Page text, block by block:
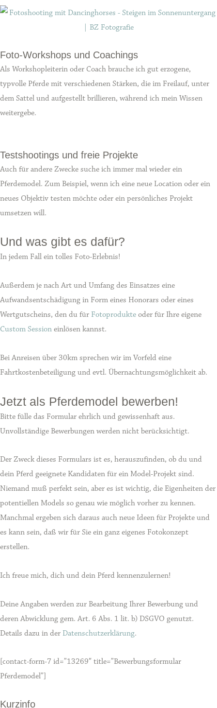
Foto-Workshops und Coachings
Als Workshopleiterin oder Coach brauche ich gut erzogene,
typvolle Pferde mit verschiedenen Stärken, die im Freilauf, unter
dem Sattel und aufgestellt brillieren, während ich mein Wissen
weitergebe.
Testshootings und freie Projekte
Auch für andere Zwecke suche ich immer mal wieder ein
Pferdemodel. Zum Beispiel, wenn ich eine neue Location oder ein
neues Objektiv testen möchte oder ein persönliches Projekt
umsetzen will.
Und was gibt es dafür?
In jedem Fall ein tolles Foto-Erlebnis!
Außerdem je nach Art und Umfang des Einsatzes eine
Aufwandsentschädigung in Form eines Honorars oder eines
Wertgutscheins, den du für Fotoprodukte oder für Ihre eigene
Custom Session einlösen kannst.
Bei Anreisen über 30km sprechen wir im Vorfeld eine
Fahrtkostenbeteiligung und evtl. Übernachtungsmöglichkeit ab.
Jetzt als Pferdemodel bewerben!
Bitte fülle das Formular ehrlich und gewissenhaft aus.
Unvollständige Bewerbungen werden nicht berücksichtigt.
Der Zweck dieses Formulars ist es, herauszufinden, ob du und
dein Pferd geeignete Kandidaten für ein Model-Projekt sind.
Niemand muß perfekt sein, aber es ist wichtig, die Eigenheiten der
potentiellen Models so genau wie möglich vorher zu kennen.
Manchmal ergeben sich daraus auch neue Ideen für Projekte und
es kann sein, daß wir für Sie ein ganz eigenes Fotokonzept
erstellen.
Ich freue mich, dich und dein Pferd kennenzulernen!
Deine Angaben werden zur Bearbeitung Ihrer Bewerbung und
deren Abwicklung gem. Art. 6 Abs. 1 lit. b) DSGVO genutzt.
Details dazu in der Datenschutzerklärung.
[contact-form-7 id=”13269″ title=”Bewerbungsformular
Pferdemodel”]
Kurzinfo